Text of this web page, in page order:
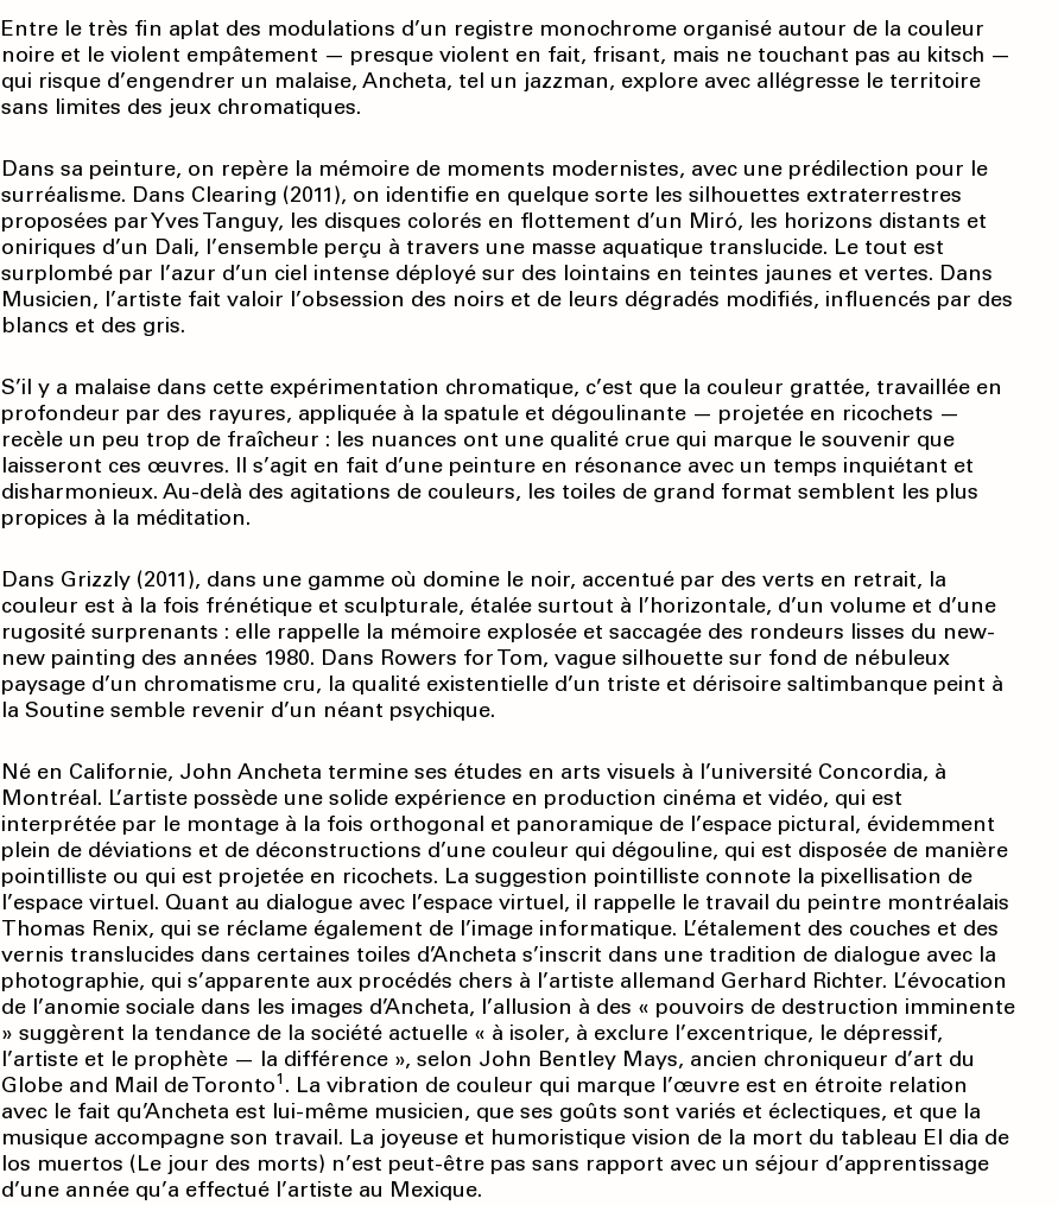
Entre le très fin aplat des modulations d’un registre monochrome organisé autour de la couleur
noire et le violent empâtement — presque violent en fait, frisant, mais ne touchant pas au kitsch —
qui risque d’engendrer un malaise, Ancheta, tel un jazzman, explore avec allégresse le territoire
sans limites des jeux chromatiques.
Dans sa peinture, on repère la mémoire de moments modernistes, avec une prédilection pour le
surréalisme. Dans Clearing (2011), on identifie en quelque sorte les silhouettes extraterrestres
proposées par Yves Tanguy, les disques colorés en flottement d’un Miró, les horizons distants et
oniriques d’un Dali, l’ensemble perçu à travers une masse aquatique translucide. Le tout est
surplombé par l’azur d’un ciel intense déployé sur des lointains en teintes jaunes et vertes. Dans
Musicien, l’artiste fait valoir l’obsession des noirs et de leurs dégradés modifiés, influencés par des
blancs et des gris.
S’il y a malaise dans cette expérimentation chroma­tique, c’est que la couleur grattée, travaillée en
profondeur par des rayures, appliquée à la spatule et dégoulinante — projetée en ricochets —
recèle un peu trop de fraîcheur : les nuances ont une qualité crue qui marque le souvenir que
laisseront ces œuvres. Il s’agit en fait d’une peinture en résonance avec un temps inquiétant et
disharmonieux. Au-delà des agitations de couleurs, les toiles de grand format semblent les plus
propices à la méditation.
Dans Grizzly (2011), dans une gamme où domine le noir, accentué par des verts en retrait, la
couleur est à la fois frénétique et sculpturale, étalée surtout à l’horizontale, d’un volume et d’une
rugosité surprenants : elle rappelle la mémoire explosée et saccagée des rondeurs lisses du new-
new painting des années 1980. Dans Rowers for Tom, vague silhouette sur fond de nébuleux
paysage d’un chromatisme cru, la qualité existentielle d’un triste et dérisoire saltimbanque peint à
la Soutine semble revenir d’un néant psychique.
Né en Californie, John Ancheta termine ses études en arts visuels à l’université Concordia, à
Montréal. L’artiste possède une solide expérience en production cinéma et vidéo, qui est
interprétée par le montage à la fois orthogonal et panoramique de l’espace pictural, évidemment
plein de déviations et de décon­structions d’une couleur qui dégouline, qui est disposée de manière
pointilliste ou qui est projetée en ricochets. La suggestion pointilliste connote la pixellisation de
l’espace virtuel. Quant au dialogue avec l’espace virtuel, il rappelle le travail du peintre mont­réalais
Thomas Renix, qui se réclame également de l’image informatique. L’étalement des couches et des
vernis translucides dans certaines toiles d’Ancheta s’inscrit dans une tradition de dialogue avec la
photographie, qui s’apparente aux procédés chers à l’artiste allemand Gerhard Richter. L’évocation
de l’anomie sociale dans les images d’Ancheta, l’allusion à des « pouvoirs de destruction imminente
» suggèrent la tendance de la société actuelle « à isoler, à exclure l’excentrique, le dépressif,
l’artiste et le prophète — la différence », selon John Bentley Mays, ancien chroniqueur d’art du
Globe and Mail de Toronto1 . La vibration de couleur qui marque l’œuvre est en étroite relation
avec le fait qu’Ancheta est lui-même musicien, que ses goûts sont variés et éclectiques, et que la
musique accompagne son travail. La joyeuse et humoristique vision de la mort du tableau El dia de
los muertos (Le jour des morts) n’est peut-être pas sans rapport avec un séjour d’apprentissage
d’une année qu’a effectué l’artiste au Mexique.